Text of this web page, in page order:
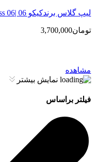
لیپ گلاس‌ برندکیکو 06 |kikoMilano3D Hydra Lipgloss 06
تومان3,700,000
مشاهده
نمایش بیشتر
فیلتر براساس